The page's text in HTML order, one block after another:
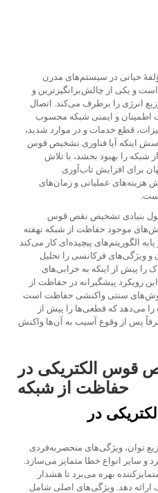
حیاتی در سیستم‌های مدرن
و یکی از چالش‌برانگیزترین و
انرژی را برطرف می‌کند. اتصال
اطمینان و ایمنی شبکه محسوب
قطع خدمات و در موارد شدید،
اینکه آیا فناوری تشخیص قوس
را بهبود بخشد، با تلاش
برای افزایش تاب‌آوری
عملیاتی و زمان‌های
بنیادی تشخیص نقص قوس
موجود حفاظت از شبکه نهفته
الگوریتم‌های پیچیده‌ای کار می‌کند
و ویژگی‌های فرکانسی را تحلیل
را پیش از اینکه به خرابی‌های
رویکرد پیشگیرانه در حفاظت از
سنتی واکنشی حفاظت است
می‌دهد که قطعی‌ها را پیش از
پس از وقوع آسیب به آن‌ها واکنش
قوس الکتریکی در
حفاظت از شبکه
در
توان، ویژگی‌های منحصربه‌فردی
و سایر انواع خطا متمایز می‌سازد.
بهره می‌برد تا هشدار
ارائه دهد. ویژگی‌های اصلی شامل